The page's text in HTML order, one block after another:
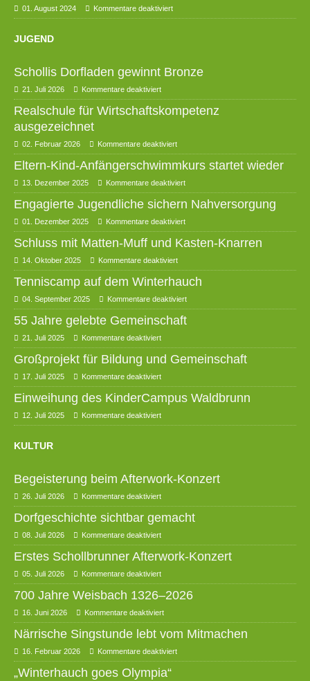
01. August 2024 Kommentare deaktiviert
JUGEND
Schollis Dorfladen gewinnt Bronze
21. Juli 2026 Kommentare deaktiviert
Realschule für Wirtschaftskompetenz
ausgezeichnet
02. Februar 2026 Kommentare deaktiviert
Eltern-Kind-Anfängerschwimmkurs startet wieder
13. Dezember 2025 Kommentare deaktiviert
Engagierte Jugendliche sichern Nahversorgung
01. Dezember 2025 Kommentare deaktiviert
Schluss mit Matten-Muff und Kasten-Knarren
14. Oktober 2025 Kommentare deaktiviert
Tenniscamp auf dem Winterhauch
04. September 2025 Kommentare deaktiviert
55 Jahre gelebte Gemeinschaft
21. Juli 2025 Kommentare deaktiviert
Großprojekt für Bildung und Gemeinschaft
17. Juli 2025 Kommentare deaktiviert
Einweihung des KinderCampus Waldbrunn
12. Juli 2025 Kommentare deaktiviert
KULTUR
Begeisterung beim Afterwork-Konzert
26. Juli 2026 Kommentare deaktiviert
Dorfgeschichte sichtbar gemacht
08. Juli 2026 Kommentare deaktiviert
Erstes Schollbrunner Afterwork-Konzert
05. Juli 2026 Kommentare deaktiviert
700 Jahre Weisbach 1326–2026
16. Juni 2026 Kommentare deaktiviert
Närrische Singstunde lebt vom Mitmachen
16. Februar 2026 Kommentare deaktiviert
„Winterhauch goes Olympia“